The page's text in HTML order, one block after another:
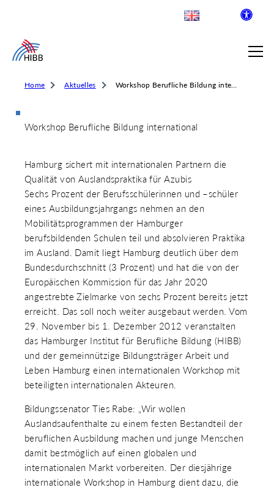
INSTITUT FÜR BERUFLICHE
SCHULEN
& ABSCHLÜSSE
& RECHT
PUBLIKATIONEN/TERMINE
Home Aktuelles Workshop Berufliche Bildung international
Workshop Berufliche Bildung international
Hamburg sichert mit internationalen Partnern die
Qualität von Auslandspraktika für Azubis
Sechs Prozent der Berufsschülerinnen und –schüler
eines Ausbildungsjahrgangs nehmen an den
Mobilitätsprogrammen der Hamburger
berufsbildenden Schulen teil und absolvieren Praktika
im Ausland. Damit liegt Hamburg deutlich über dem
Bundesdurchschnitt (3 Prozent) und hat die von der
Europäischen Kommission für das Jahr 2020
angestrebte Zielmarke von sechs Prozent bereits jetzt
erreicht. Das soll noch weiter ausgebaut werden. Vom
29. November bis 1. Dezember 2012 veranstalten
das Hamburger Institut für Berufliche Bildung (HIBB)
und der gemeinnützige Bildungsträger Arbeit und
Leben Hamburg einen internationalen Workshop mit
beteiligten internationalen Akteuren.
Bildungssenator Ties Rabe: „Wir wollen
Auslandsaufenthalte zu einem festen Bestandteil der
beruflichen Ausbildung machen und junge Menschen
damit bestmöglich auf einen globalen und
internationalen Markt vorbereiten. Der diesjährige
internationale Workshop in Hamburg dient dazu, die